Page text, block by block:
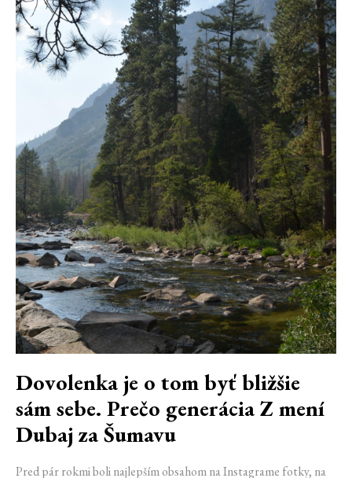
Dovolenka je o tom byť bližšie
sám sebe. Prečo generácia Z mení
Dubaj za Šumavu
Pred pár rokmi boli najlepším obsahom na Instagrame fotky, na